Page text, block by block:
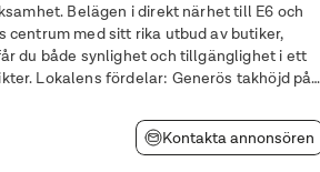
Belägen i direkt närhet till E6 och
med sitt rika utbud av butiker,
du både synlighet och tillgänglighet i ett
på
Kontakta annonsören